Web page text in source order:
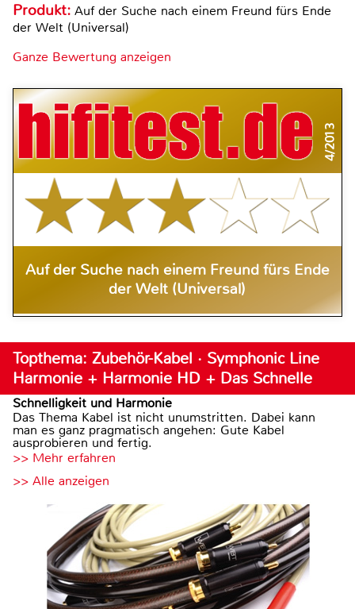
Produkt: Auf der Suche nach einem Freund fürs Ende
der Welt (Universal)
Ganze Bewertung anzeigen
4/2013
Auf der Suche nach einem Freund fürs Ende
der Welt (Universal)
Topthema: Zubehör-Kabel · Symphonic Line
Harmonie + Harmonie HD + Das Schnelle
Schnelligkeit und Harmonie
Das Thema Kabel ist nicht unumstritten. Dabei kann
man es ganz pragmatisch angehen: Gute Kabel
ausprobieren und fertig.
>> Mehr erfahren
>> Alle anzeigen